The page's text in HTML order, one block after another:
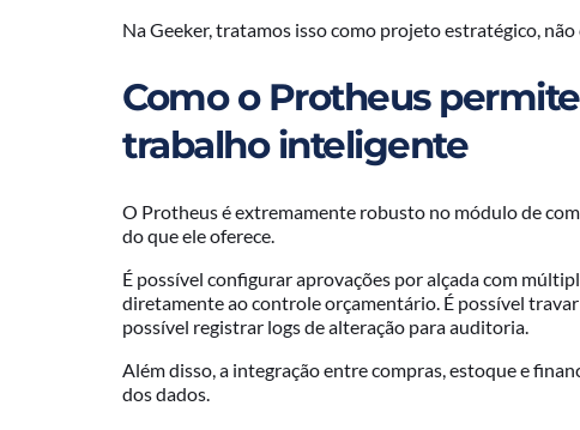
Na Geeker, tratamos isso como projeto estratégico,
Como o Protheus
trabalho inteligente
O Protheus é extremamente robusto no módulo de
do que ele oferece.
É possível configurar aprovações por alçada com
diretamente ao controle orçamentário. É possível
possível registrar logs de alteração para auditoria.
Além disso, a integração entre compras, estoque e
dos dados.